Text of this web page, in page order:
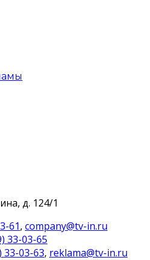
д. 124/1
61, company@tv-in.ru
33-03-65
33-03-63, reklama@tv-in.ru